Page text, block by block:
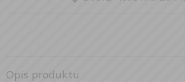
Opis produktu